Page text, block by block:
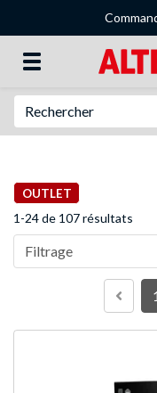
OUTLET
1-24 de 107 résultats
Filtrage